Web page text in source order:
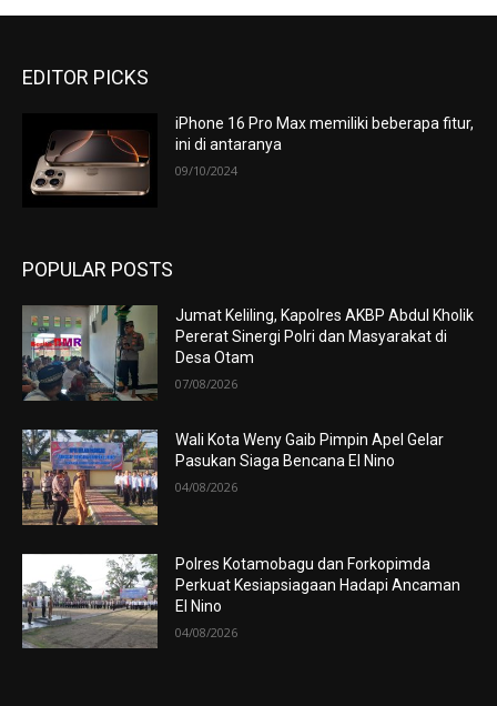
EDITOR PICKS
iPhone 16 Pro Max memiliki beberapa fitur,
ini di antaranya
09/10/2024
POPULAR POSTS
Jumat Keliling, Kapolres AKBP Abdul Kholik
Pererat Sinergi Polri dan Masyarakat di
Desa Otam
07/08/2026
Wali Kota Weny Gaib Pimpin Apel Gelar
Pasukan Siaga Bencana El Nino
04/08/2026
Polres Kotamobagu dan Forkopimda
Perkuat Kesiapsiagaan Hadapi Ancaman
El Nino
04/08/2026